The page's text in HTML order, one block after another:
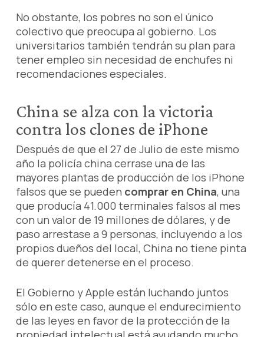
No obstante, los pobres no son el único
colectivo que preocupa al gobierno. Los
universitarios también tendrán su plan para
tener empleo sin necesidad de enchufes ni
recomendaciones especiales.
China se alza con la victoria
contra los clones de iPhone
Después de que el 27 de Julio de este mismo
año la policía china cerrase una de las
mayores plantas de producción de los iPhone
falsos que se pueden comprar en China, una
que producía 41.000 terminales falsos al mes
con un valor de 19 millones de dólares, y de
paso arrestase a 9 personas, incluyendo a los
propios dueños del local, China no tiene pinta
de querer detenerse en el proceso.
El Gobierno y Apple están luchando juntos
sólo en este caso, aunque el endurecimiento
de las leyes en favor de la protección de la